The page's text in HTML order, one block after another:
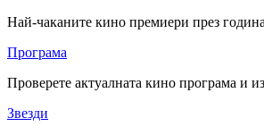
Най-чаканите кино премиери през
Програма
Проверете актуалната кино програма и
Звезди